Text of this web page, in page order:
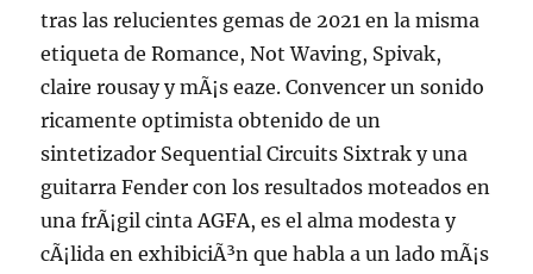
tras las relucientes gemas de 2021 en la misma
etiqueta de Romance, Not Waving, Spivak,
claire rousay y mÃ¡s eaze. Convencer un sonido
ricamente optimista obtenido de un
sintetizador Sequential Circuits Sixtrak y una
guitarra Fender con los resultados moteados en
una frÃ¡gil cinta AGFA, es el alma modesta y
cÃ¡lida en exhibiciÃ³n que habla a un lado mÃ¡s